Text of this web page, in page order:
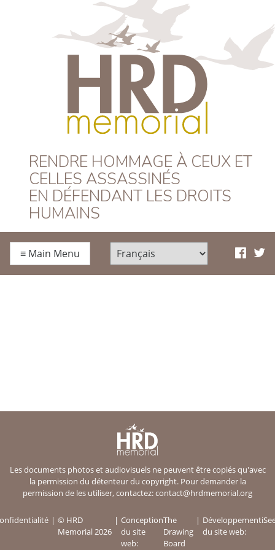
HRD Memorial –
Français
RENDRE HOMMAGE À CEUX ET
CELLES ASSASSINÉS
EN DÉFENDANT LES DROITS
HUMAINS
≡ Main Menu
Les documents photos et audiovisuels ne peuvent être copiés qu'avec
la permission du détenteur du copyright. Pour demander la
permission de les utiliser, contactez:contact@hrdmemorial.org
© HRD
Memorial 2026
Conception
du site
web:
The
Drawing
Board
Développement
du site web: